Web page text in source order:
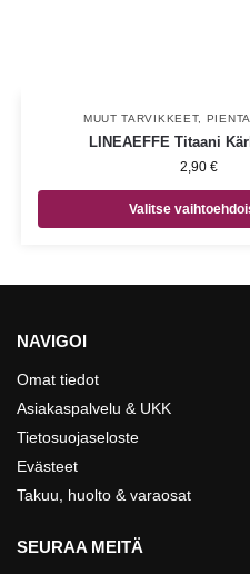
MUUT TARVIKKEET,
LINEAEFFE Titaani
2,90 €
Valitse
NAVIGOI
Omat tiedot
Asiakaspalvelu & UKK
Tietosuojaseloste
Evästeet
Takuu, huolto & varaosat
SEURAA MEITÄ